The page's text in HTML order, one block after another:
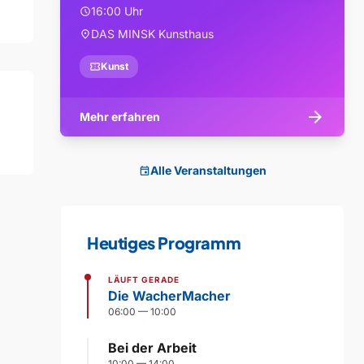
schedule16:00 Uhr
location_onDAS MINSK Kunsthaus
confirmation_numberKunst
Mehr erfahren arrow_forward
eventAlle Veranstaltungen
Heutiges Programm
LÄUFT GERADE
Die WacherMacher
06:00 — 10:00
Bei der Arbeit